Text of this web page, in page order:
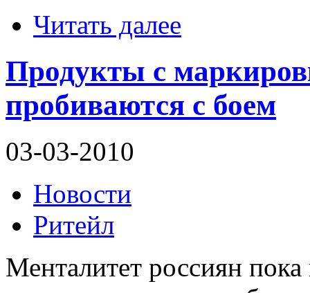
Читать далее
Продукты с
пробиваются с боем
03-03-2010
Новости
Ритейл
Менталитет россиян